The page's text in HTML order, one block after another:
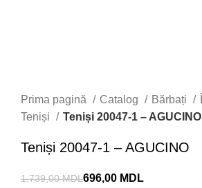
Prima pagină Catalog Bărbați
Teniși
Teniși 20047-1 – AGUCINO
Teniși 20047-1 – AGUCINO
1.739,00MDL696,00 MDL